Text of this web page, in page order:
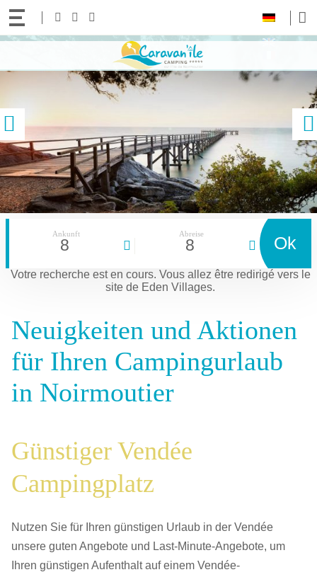
Folgen
uns!
Facebook
Instagram
Sprache:
Zum
gehen
Ankunft
8
Abreise
8 Ok
Votre recherche est en cours. Vous allez être redirigé vers le
site de Eden Villages.
Neuigkeiten und Aktionen
für Ihren Campingurlaub
in Noirmoutier
Günstiger Vendée
Campingplatz
Nutzen Sie für Ihren günstigen Urlaub in der Vendée
unsere guten Angebote und Last-Minute-Angebote, um
Ihren günstigen Aufenthalt auf einem Vendée-